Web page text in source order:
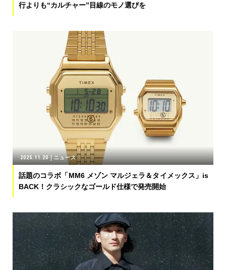
行よりも“カルチャー”目線のモノ選びを
2025.11.20 ニュース
話題のコラボ「MM6 メゾン マルジェラ＆タイメックス」is
BACK！クラシックなゴールド仕様で発売開始